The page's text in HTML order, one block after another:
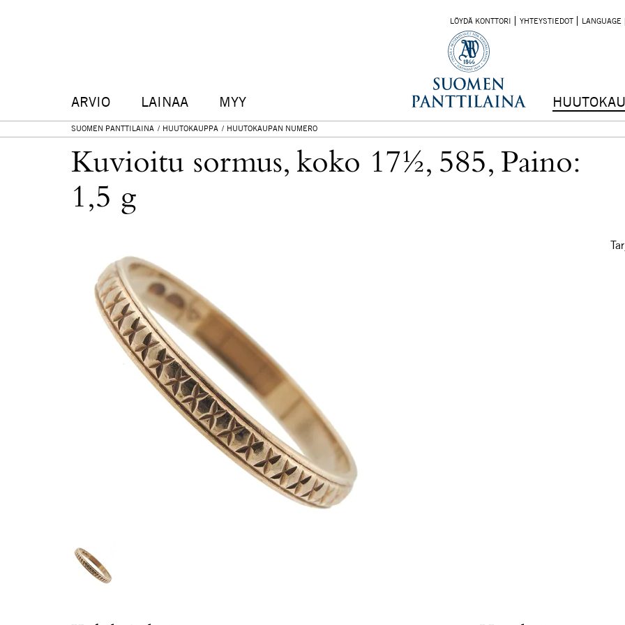
LÖYDÄ KONTTORI YHTEYSTIEDOT LANGUAGE
ARVIO LAINAA MYY
SUOMEN PANTTILAINA HUUTOKAUPPA HUUTOKAUPAN NUMERO
Kuvioitu sormus, koko 17½, 585, Paino:
1,5 g